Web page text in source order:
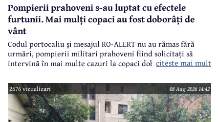
Pompierii prahoveni s-au luptat cu efectele
furtunii. Mai mulți copaci au fost doborâți de
vânt
Codul portocaliu și mesajul RO-ALERT nu au rămas fără
urmări, pompierii militari prahoveni fiind solicitați să
intervină în mai multe cazuri la copaci doborâți în urma
citeste mai mult
2676 vizualizari 08 Aug 2026 14:42